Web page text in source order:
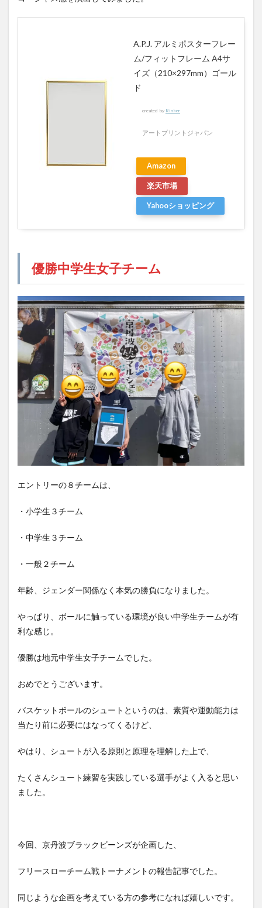
A.P.J. アルミポスターフレー
ム/フィットフレーム A4サ
イズ（210×297mm）ゴール
ド
created by Rinker
アートプリントジャパン
Amazon
楽天市場
Yahooショッピング
優勝中学生女子チーム
エントリーの８チームは、
・小学生３チーム
・中学生３チーム
・一般２チーム
年齢、ジェンダー関係なく本気の勝負になりました。
やっぱり、ボールに触っている環境が良い中学生チームが有
利な感じ。
優勝は地元中学生女子チームでした。
おめでとうございます。
バスケットボールのシュートというのは、素質や運動能力は
当たり前に必要にはなってくるけど、
やはり、シュートが入る原則と原理を理解した上で、
たくさんシュート練習を実践している選手がよく入ると思い
ました。
今回、京丹波ブラックビーンズが企画した、
フリースローチーム戦トーナメントの報告記事でした。
同じような企画を考えている方の参考になれば嬉しいです。